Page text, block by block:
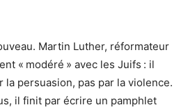
Martin Luther, réformateur
« modéré » avec les Juifs : il
persuasion, pas par la violence.
il finit par écrire un pamphlet